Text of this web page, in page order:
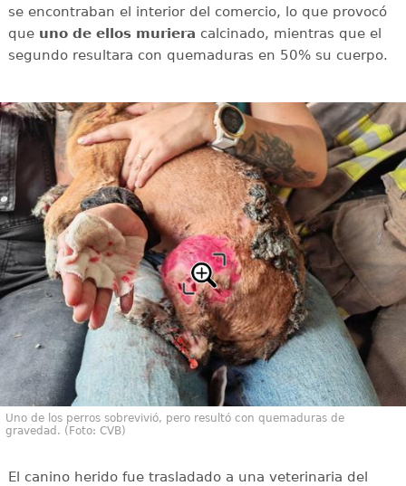
se encontraban el interior del comercio, lo que provocó
que uno de ellos muriera calcinado, mientras que el
segundo resultara con quemaduras en 50% su cuerpo.
Uno de los perros sobrevivió, pero resultó con quemaduras de
gravedad. (Foto: CVB)
El canino herido fue trasladado a una veterinaria del